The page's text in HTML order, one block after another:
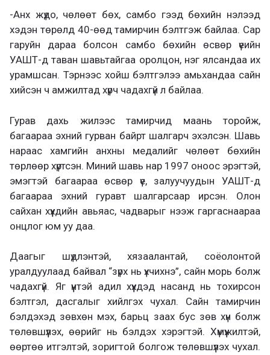
-Анх жүдо, чөлөөт бөх, самбо гээд бөхийн нэлээд
хэдэн төрөлд 40-өөд тамирчин бэлтгэж байлаа. Сар
гаруйн дараа болсон самбо бөхийн өсвөр үеийн
УАШТ-д таван шавьтайгаа оролцон, нэг ялсандаа их
урамшсан. Тэрнээс хойш бэлтгэлээ амьхандаа сайн
хийсэн ч амжилтад хүрч чадахгүй л байлаа.
Гурав дахь жилээс тамирчид маань торойж,
багаараа эхний гурван байрт шалгарч эхэлсэн. Шавь
нараас хамгийн анхны медалийг чөлөөт бөхийн
төрлөөр хүртсэн. Миний шавь нар 1997 оноос эрэгтэй,
эмэгтэй багаараа өсвөр үе, залуучуудын УАШТ-д
багаараа эхний гуравт шалгарсаар ирсэн. Олон
сайхан хүүхдийн авьяас, чадварыг нээж гаргаснаараа
онцлог юм уу даа.
Даагыг шүдлэнтэй, хязаалантай, соёолонтой
уралдуулаад байвал “зүрх нь үхчихнэ”, сайн морь болж
чадахгүй. Яг үүнтэй адил хүүхдэд насанд нь тохирсон
бэлтгэл, дасгалыг хийлгэх чухал. Сайн тамирчин
бэлдэхэд зөвхөн мэх, барьц заах бус зөв хүн болж
төлөвшүүлэх, өөрийг нь бэлдэх хэрэгтэй. Хүмүүжилтэй,
өөртөө итгэлтэй, зоригтой болгож төлөвшүүлэх чухал.